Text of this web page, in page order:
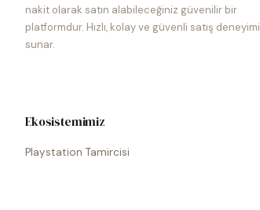
nakit olarak satın alabileceğiniz güvenilir bir
platformdur. Hızlı, kolay ve güvenli satış deneyimi
sunar.
Ekosistemimiz
Playstation Tamircisi